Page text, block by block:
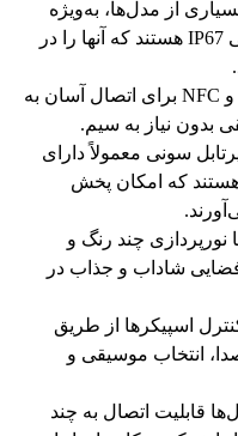
از مدل‌ها، به‌ویژه
اسپیکرهای قابل‌حمل، دارای گواهی IP67 هستند که آنها را در
: پشتیبانی از بلوتوث و NFC برای اتصال آسان به
نیاز به سیم.
سونی معمولاً دارای
هستند که امکان پخش
نورپردازی چند رنگ و
شاداب و جذاب در
اسپیکرها از طریق
انتخاب موسیقی و
قابلیت اتصال به چند